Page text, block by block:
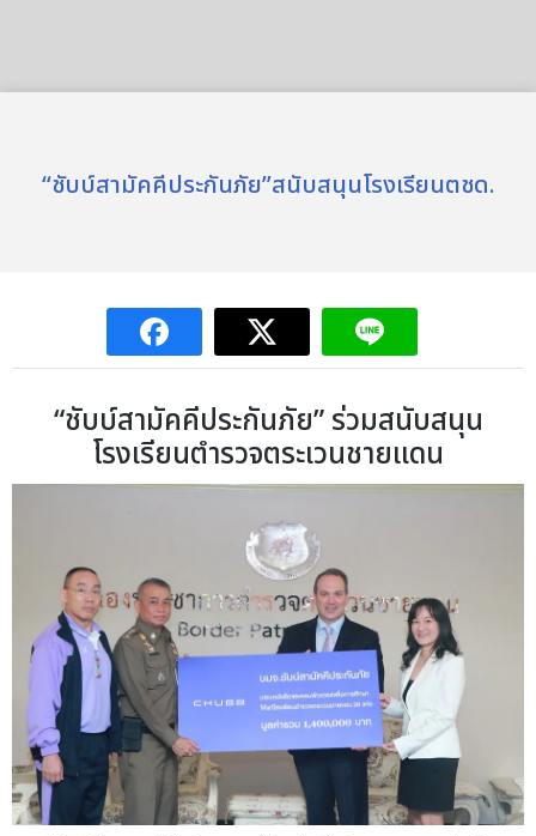
“ชับบ์สามัคคีประกันภัย”สนับสนุนโรงเรียนตชด.
“ชับบ์สามัคคีประกันภัย” ร่วมสนับสนุน
โรงเรียนตำรวจตระเวนชายแดน